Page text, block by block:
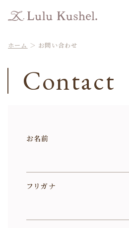
ホーム ＞ お問い合わせ
Contact
お名前
フリガナ